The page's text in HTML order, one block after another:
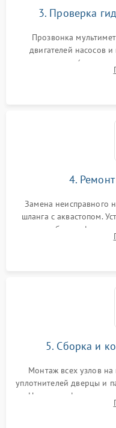
3. Проверка
Прозвонка
двигателей насосов
прессостата
концевика дверцы и
4.
Замена неисправного
шланга с аквастопом.
патрубках и
управления,
5. Сборка и
Монтаж всех узлов на
уплотнителей дверцы и
Надежная фиксация
сборка корпуса и